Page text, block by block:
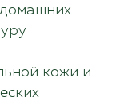
домашних
кожи и